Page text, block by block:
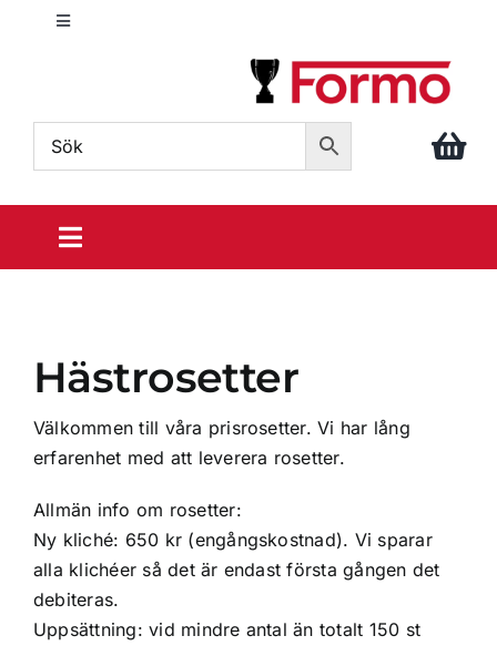
Fortsätt
Toggle
040 – 611 86 88
Toggle
Din idrott
Prisrosetter
Profilprodukter
Lotter
Hästrosetter
Välkommen till våra prisrosetter.Vi har lång
erfarenhet med att leverera rosetter.
Allmän info om rosetter:
Ny kliché: 650 kr (engångskostnad). Vi sparar
alla klichéer så det är endast första gången det
debiteras.
Uppsättning: vid mindre antal än totalt 150 st